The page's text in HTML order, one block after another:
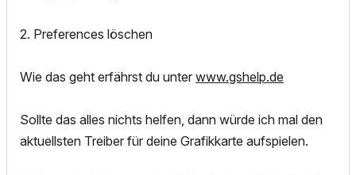
2. Preferences löschen
Wie das geht erfährst du unter www.gshelp.de
Sollte das alles nichts helfen, dann würde ich mal den
aktuellsten Treiber für deine Grafikkarte aufspielen.